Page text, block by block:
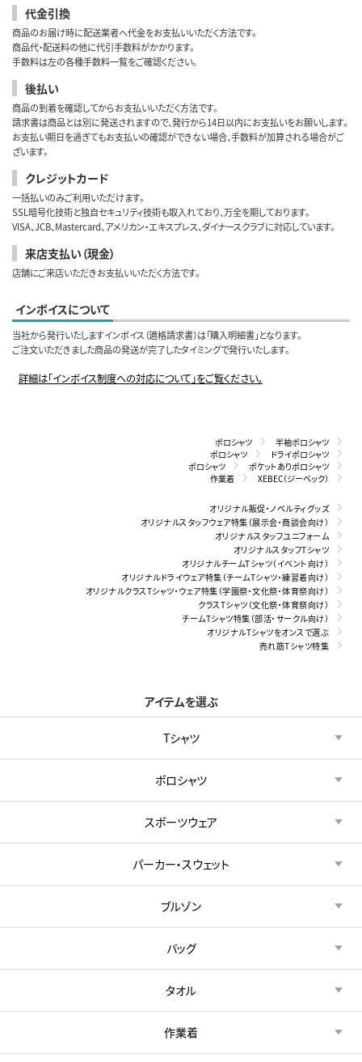
代金引換
商品のお届け時に配送業者へ代金をお支払いいただく方法です。
商品代・配送料の他に代引手数料がかかります。
手数料は左の各種手数料一覧をご確認ください。
後払い
商品の到着を確認してからお支払いいただく方法です。
請求書は商品とは別に発送されますので、発行から14日以内にお支払いをお願いします。
お支払い期日を過ぎてもお支払いの確認ができない場合、手数料が加算される場合がご
ざいます。
クレジットカード
一括払いのみご利用いただけます。
SSL暗号化技術と独自セキュリティ技術も取入れており、万全を期しております。
VISA、JCB、Mastercard、アメリカン・エキスプレス、ダイナースクラブに対応しています。
来店支払い（現金）
店舗にご来店いただきお支払いいただく方法です。
インボイスについて
当社から発行いたしますインボイス（適格請求書）は「購入明細書」となります。
ご注文いただきました商品の発送が完了したタイミングで発行いたします。
詳細は「インボイス制度への対応について」をご覧ください。
ポロシャツ
半袖ポロシャツ
ポロシャツ
ドライポロシャツ
ポロシャツ
ポケットありポロシャツ
作業着
XEBEC（ジーベック）
オリジナル販促・ノベルティグッズ
オリジナルスタッフウェア特集（展示会・商談会向け）
オリジナルスタッフユニフォーム
オリジナルスタッフTシャツ
オリジナルチームTシャツ（イベント向け）
オリジナルドライウェア特集（チームTシャツ・練習着向け）
オリジナルクラスTシャツ・ウェア特集（学園祭・文化祭・体育祭向け）
クラスTシャツ（文化祭・体育祭向け）
チームTシャツ特集（部活・サークル向け）
オリジナルTシャツをオンスで選ぶ
売れ筋Tシャツ特集
アイテムを選ぶ
Tシャツ
ポロシャツ
スポーツウェア
パーカー・スウェット
ブルゾン
バッグ
タオル
作業着